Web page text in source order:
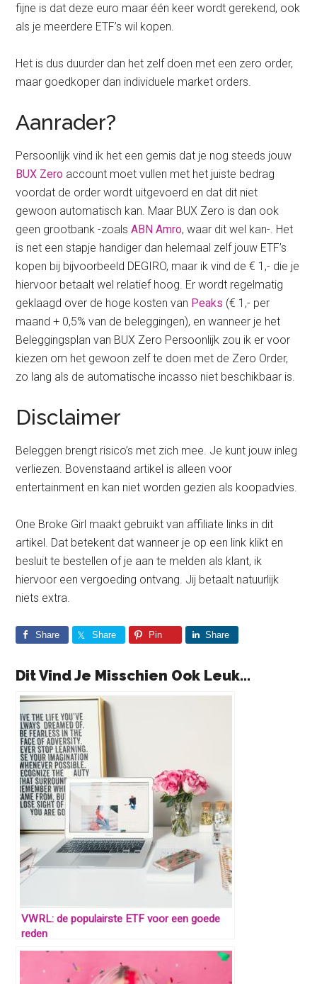
fijne is dat deze euro maar één keer wordt gerekend, ook
als je meerdere ETF’s wil kopen.
Het is dus duurder dan het zelf doen met een zero order,
maar goedkoper dan individuele market orders.
Aanrader?
Persoonlijk vind ik het een gemis dat je nog steeds jouw
BUX Zero account moet vullen met het juiste bedrag
voordat de order wordt uitgevoerd en dat dit niet
gewoon automatisch kan. Maar BUX Zero is dan ook
geen grootbank -zoalsABN Amro, waar dit wel kan-. Het
is net een stapje handiger dan helemaal zelf jouw ETF’s
kopen bij bijvoorbeeld DEGIRO, maar ik vind de € 1,- die je
hiervoor betaalt wel relatief hoog. Er wordt regelmatig
geklaagd over de hoge kosten van Peaks (€ 1,- per
maand + 0,5% van de beleggingen), en wanneer je het
Beleggingsplan van BUX Zero Persoonlijk zou ik er voor
kiezen om het gewoon zelf te doen met de Zero Order,
zo lang als de automatische incasso niet beschikbaar is.
Disclaimer
Beleggen brengt risico’s met zich mee. Je kunt jouw inleg
verliezen. Bovenstaand artikel is alleen voor
entertainment en kan niet worden gezien als koopadvies.
One Broke Girl maakt gebruikt van affiliate links in dit
artikel. Dat betekent dat wanneer je op een link klikt en
besluit te bestellen of je aan te melden als klant, ik
hiervoor een vergoeding ontvang. Jij betaalt natuurlijk
niets extra.
Share Share Pin Share
Dit Vind Je Misschien Ook Leuk...
VWRL: de populairste ETF voor een goede
reden